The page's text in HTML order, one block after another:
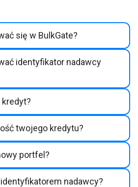
się w BulkGate?
identyfikator nadawcy
kredyt?
twojego kredytu?
portfel?
nadawcy?